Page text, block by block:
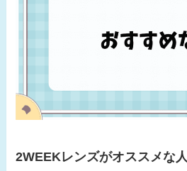
2WEEKレンズがオススメな人